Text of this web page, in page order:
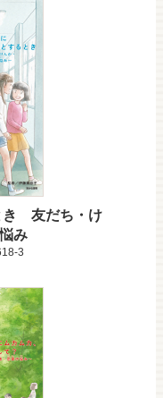
き 友だち・け
み
3